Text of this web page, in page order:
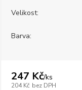
Velikost:
Barva:
247 Kč/ks
204 Kč bez DPH